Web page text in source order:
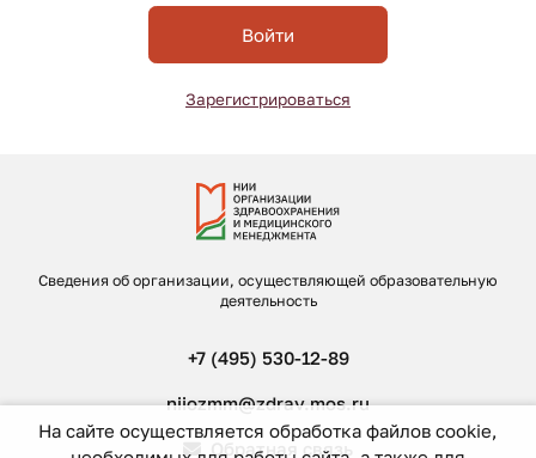
Войти
Зарегистрироваться
Сведения об организации, осуществляющей образовательную
деятельность
+7 (495) 530-12-89
niiozmm@zdrav.mos.ru
Обратная связь
На сайте осуществляется обработка файлов cookie,